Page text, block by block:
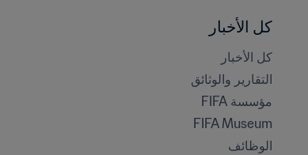
كل الأخبار
كل الأخبار
التقارير والوثائق
مؤسسة FIFA
FIFA Museum
الوظائف